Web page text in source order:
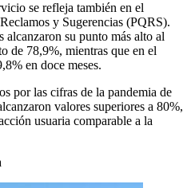
se refleja también en el
y Sugerencias (PQRS).
su punto más alto al
de 78,9%, mientras que en el
en doce meses.
por las cifras de la pandemia de
valores superiores a 80%,
usuaria comparable a la